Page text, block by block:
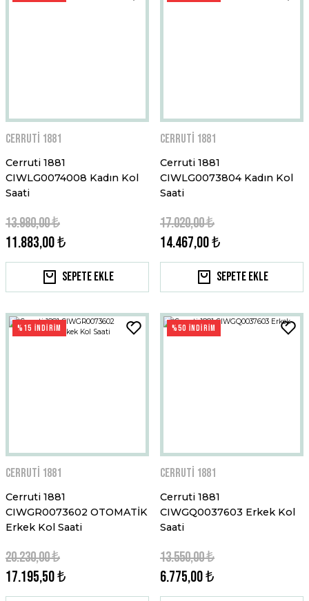
Cerruti 1881
Cerruti 1881
CIWLG0074008 Kadın Kol
Saati
11.883,00 ₺
13.980,00 ₺
Sepete Ekle
Cerruti 1881
Cerruti 1881
CIWLG0073804 Kadın Kol
Saati
14.467,00 ₺
17.020,00 ₺
Sepete Ekle
%15 İNDİRİM
Cerruti 1881
Cerruti 1881
CIWGR0073602 OTOMATİK
Erkek Kol Saati
17.195,50 ₺
20.230,00 ₺
%50 İNDİRİM
Cerruti 1881
Cerruti 1881
CIWGQ0037603 Erkek Kol
Saati
6.775,00 ₺
13.550,00 ₺